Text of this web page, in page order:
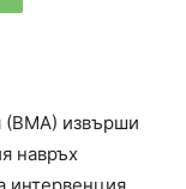
(ВМА) извърши
навръх